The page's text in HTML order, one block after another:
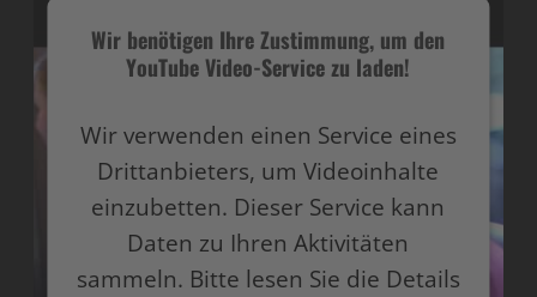
Wir benötigen Ihre Zustimmung, um den
YouTube Video-Service zu laden!
Wir verwenden einen Service eines
Drittanbieters, um Videoinhalte
einzubetten. Dieser Service kann
Daten zu Ihren Aktivitäten
sammeln. Bitte lesen Sie die Details